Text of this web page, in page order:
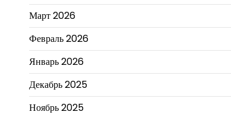
Март 2026
Февраль 2026
Январь 2026
Декабрь 2025
Ноябрь 2025